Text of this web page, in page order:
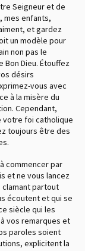
Seigneur et de
mes enfants,
et gardez
un modèle pour
non pas le
Dieu. Étouffez
désirs
vous avec
à la misère du
Cependant,
votre foi catholique
toujours être des
commencer par
et ne vous lancez
clamant partout
écoutent et qui se
siècle qui les
vos remarques et
paroles soient
explicitent la